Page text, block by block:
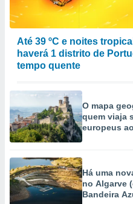
Até 39 ºC e noites
haverá 1 distrito de
tempo quente
O mapa
quem viaja
europeus
Há uma
no Algarve
Bandeira